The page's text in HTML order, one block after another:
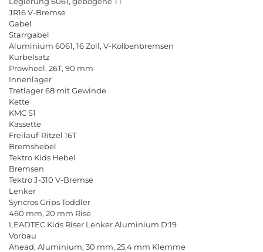
JR16V-Bremse
Gabel
Starrgabel
Aluminium 6061, 16Zoll, V-Kolbenbremsen
Kurbelsatz
Prowheel, 26T, 90 mm
Innenlager
Tretlager68 mitGewinde
Kette
KMCS1
Kassette
Freilauf-Ritzel 16T
Bremshebel
Tektro Kids Hebel
Bremsen
TektroJ-310 V-Bremse
Lenker
SyncrosGripsToddler
460 mm, 20 mm Rise
LEADTEC Kids Riser LenkerAluminium D:19
Vorbau
Ahead, Aluminium, 30 mm, 25,4 mm Klemme